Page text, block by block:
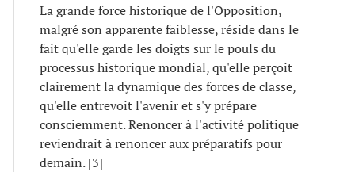
La grande force historique de l'Opposition,
malgré son apparente faiblesse, réside dans le
fait qu'elle garde les doigts sur le pouls du
processus historique mondial, qu'elle perçoit
clairement la dynamique des forces de classe,
qu'elle entrevoit l'avenir et s'y prépare
consciemment. Renoncer à l'activité politique
reviendrait à renoncer aux préparatifs pour
demain. [3]